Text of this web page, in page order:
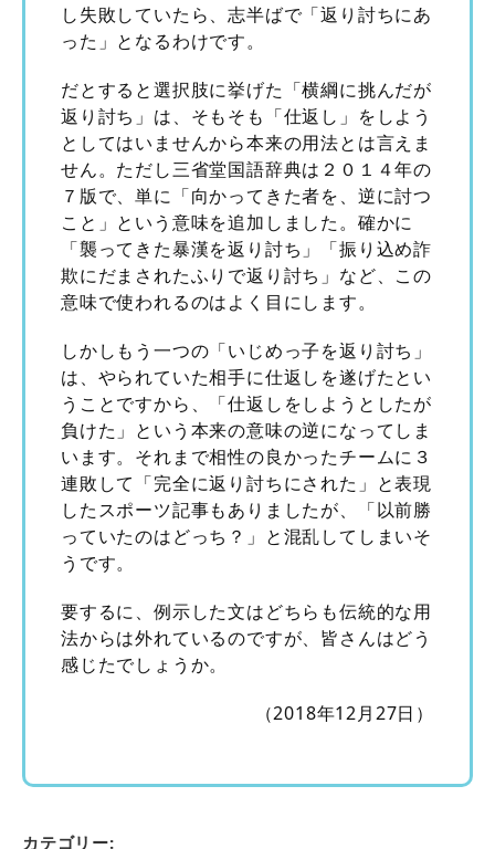
し失敗していたら、志半ばで「返り討ちにあ
った」となるわけです。
だとすると選択肢に挙げた「横綱に挑んだが
返り討ち」は、そもそも「仕返し」をしよう
としてはいませんから本来の用法とは言えま
せん。ただし三省堂国語辞典は２０１４年の
７版で、単に「向かってきた者を、逆に討つ
こと」という意味を追加しました。確かに
「襲ってきた暴漢を返り討ち」「振り込め詐
欺にだまされたふりで返り討ち」など、この
意味で使われるのはよく目にします。
しかしもう一つの「いじめっ子を返り討ち」
は、やられていた相手に仕返しを遂げたとい
うことですから、「仕返しをしようとしたが
負けた」という本来の意味の逆になってしま
います。それまで相性の良かったチームに３
連敗して「完全に返り討ちにされた」と表現
したスポーツ記事もありましたが、「以前勝
っていたのはどっち？」と混乱してしまいそ
うです。
要するに、例示した文はどちらも伝統的な用
法からは外れているのですが、皆さんはどう
感じたでしょうか。
（2018年12月27日）
カテゴリー: